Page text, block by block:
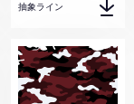
抽象ライン